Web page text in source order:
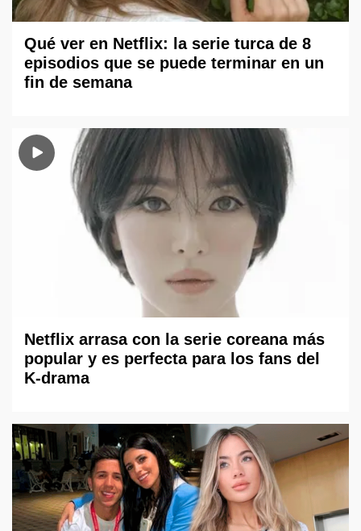
Qué ver en Netflix: la serie turca de 8
episodios que se puede terminar en un
fin de semana
Netflix arrasa con la serie coreana más
popular y es perfecta para los fans del
K-drama